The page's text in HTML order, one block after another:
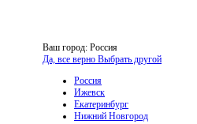
Ваш город: Россия
Да, все верно Выбрать другой
Россия
Ижевск
Екатеринбург
Нижний Новгород